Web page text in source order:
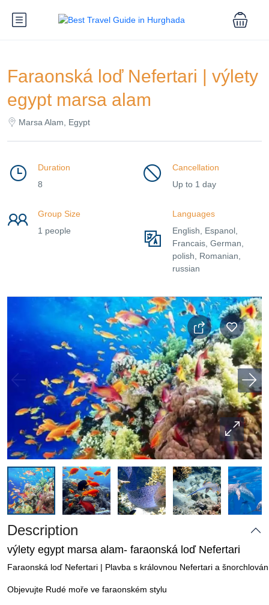
Faraonská loď Nefertari | výlety
egypt marsa alam
Marsa Alam, Egypt
Duration
8
Cancellation
Up to 1 day
Group Size
1 people
Languages
English, Espanol,
Francais, German,
polish, Romanian,
russian
Description
výlety egypt marsa alam- faraonská loď Nefertari
Faraonská loď Nefertari | Plavba s královnou Nefertari a
Objevujte Rudé moře ve faraonském stylu